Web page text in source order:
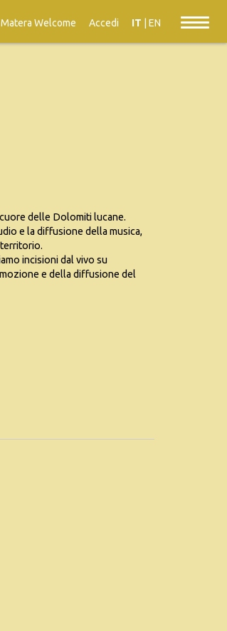
Matera Welcome Accedi IT EN
delle Dolomiti lucane.
e la diffusione della musica,
incisioni dal vivo su
e della diffusione del